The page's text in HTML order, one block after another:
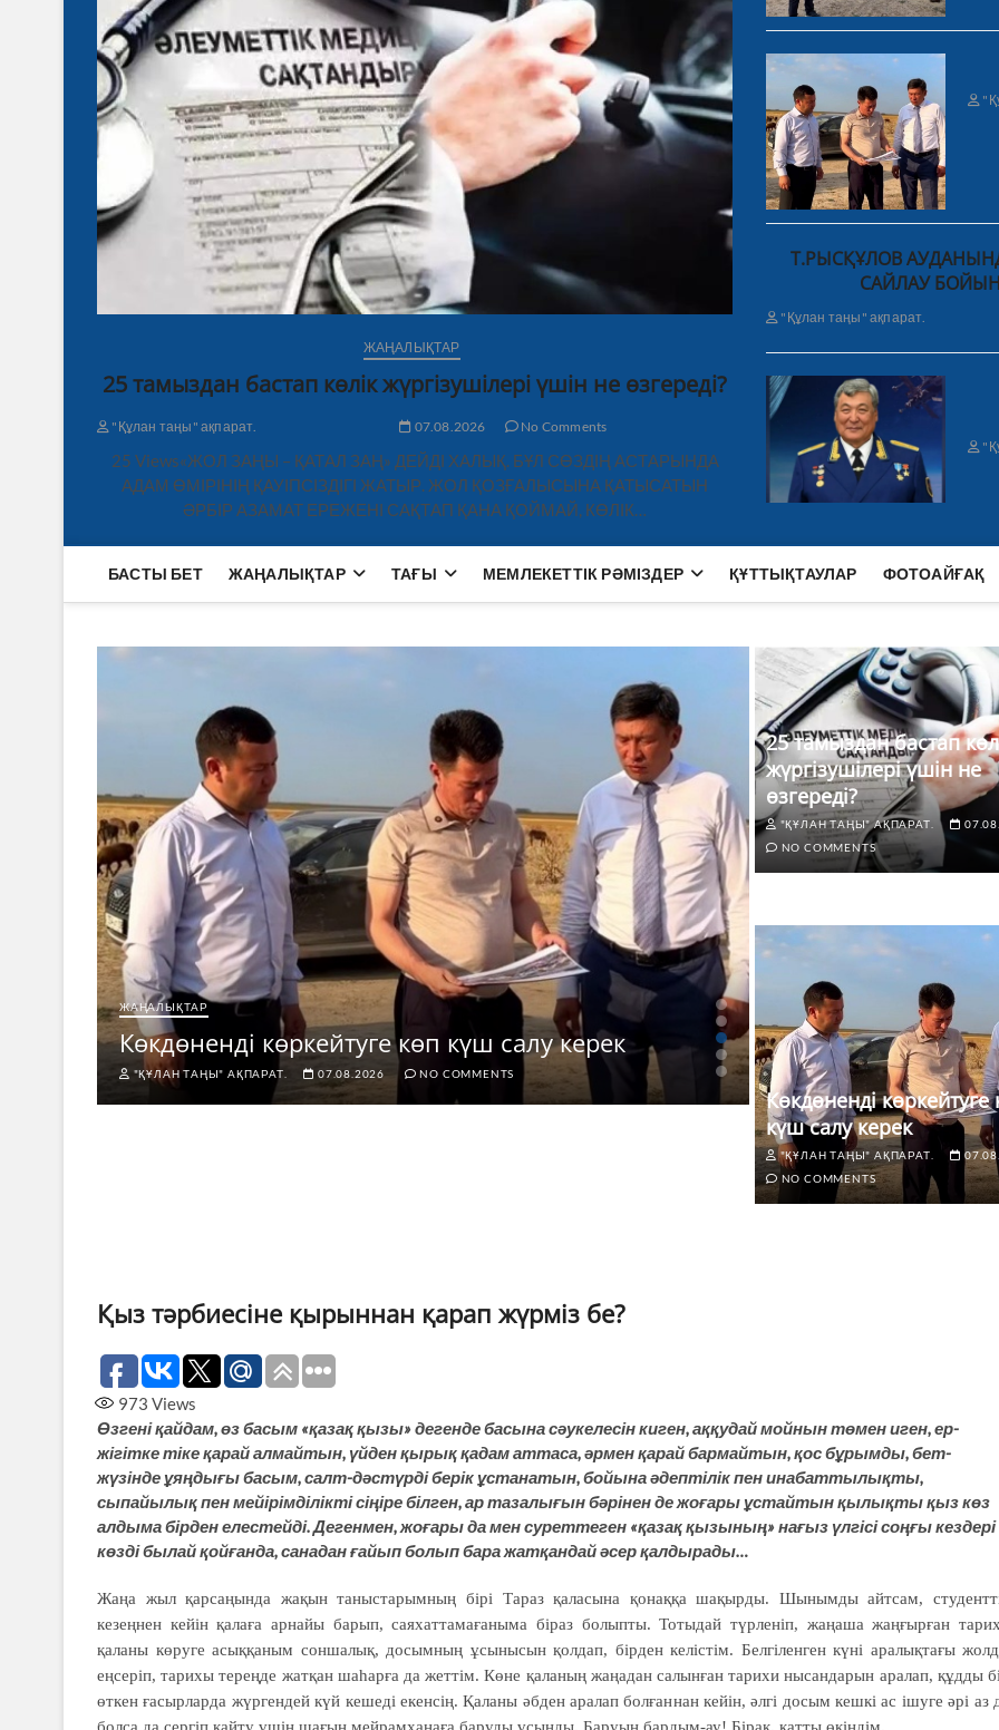
ЖАҢАЛЫҚТАР
25 тамыздан бастап көлік жүргізушілері үшін не өзгереді?
"Құлан таңы" ақпарат. 07.08.2026 No Comments
25 Views«ЖОЛ ЗАҢЫ – ҚАТАЛ ЗАҢ» ДЕЙДІ ХАЛЫҚ. БҰЛ СӨЗДІҢ АСТАРЫНДА
АДАМ ӨМІРІНІҢ ҚАУІПСІЗДІГІ ЖАТЫР. ЖОЛ ҚОЗҒАЛЫСЫНА ҚАТЫСАТЫН
ӘРБІР АЗАМАТ ЕРЕЖЕНІ САҚТАП ҚАНА ҚОЙМАЙ, КӨЛІК…
Т.РЫСҚҰЛОВ
САЙЛАУ
"Құлан таңы" ақпарат.
БАСТЫ БЕТ ЖАҢАЛЫҚТАР ТАҒЫ МЕМЛЕКЕТТІК РӘМІЗДЕР ҚҰТТЫҚТАУЛАР ФОТОАЙҒАҚ
ЖАҢАЛЫҚТАР
Көкдөненді көркейтуге көп күш салу керек
"ҚҰЛАН ТАҢЫ" АҚПАРАТ. 07.08.2026 NO COMMENTS
КІСІЛІК
"ҚҰЛАН ТАҢЫ" АҚПАРАТ.
25 тамыздан бастап
жүргізушілері үшін не
өзгереді?
"ҚҰЛАН ТАҢЫ" АҚПАРАТ.
NO COMMENTS
Көкдөненді көркейтуге
күш салу керек
"ҚҰЛАН ТАҢЫ" АҚПАРАТ.
NO COMMENTS
Қыз тәрбиесіне қырыннан қарап жүрміз бе?
973 Views
Өзгені қайдам, өз басым «қазақ қызы» дегенде басына сәукелесін киген, аққудай мойнын төмен иген, ер-
жігітке тіке қарай алмайтын, үйден қырық қадам аттаса, әрмен қарай бармайтын, қос бұрымды, бет-
жүзінде ұяңдығы басым, салт-дәстүрді берік ұстанатын, бойына әдептілік пен инабаттылықты,
сыпайылық пен мейірімділікті сіңіре білген, ар тазалығын бәрінен де жоғары ұстайтын қылықты қыз көз
алдыма бірден елестейді. Дегенмен, жоғары да мен суреттеген «қазақ қызының» нағыз үлгісі соңғы кездері
көзді былай қойғанда, санадан ғайып болып бара жатқандай әсер қалдырады…
Жаңа жыл қарсаңында жақын таныстарымның бірі Тараз қаласына қонаққа шақырды. Шынымды айтсам,
кезеңнен кейін қалаға арнайы барып, саяхаттамағаныма біраз болыпты. Тотыдай түрленіп, жаңаша жаңғырған
қаланы көруге асыққаным соншалық, досымның ұсынысын қолдап, бірден келістім. Белгіленген күні аралықтағы
еңсеріп, тарихы тереңде жатқан шаһарға да жеттім. Көне қаланың жаңадан салынған тарихи нысандарын аралап, құдды
өткен ғасырларда жүргендей күй кешеді екенсің. Қаланы әбден аралап болғаннан кейін, әлгі досым кешкі ас ішуге әрі аз
болса да сергіп қайту үшін шағын мейрамханаға баруды ұсынды. Баруын бардым-ау! Бірақ, қатты өкіндім.